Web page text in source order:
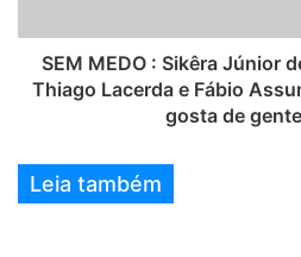
SEM MEDO : Sikêra Júnior
Thiago Lacerda e Fábio
gosta de
Leia também